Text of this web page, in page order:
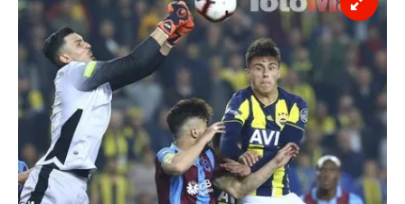
almak için lütfen
tıklayınız.